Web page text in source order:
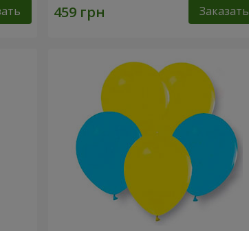
Заказать